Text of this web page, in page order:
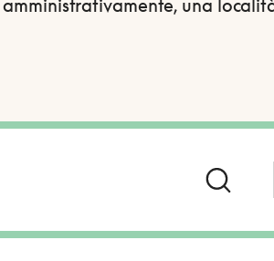
amministrativamente, una